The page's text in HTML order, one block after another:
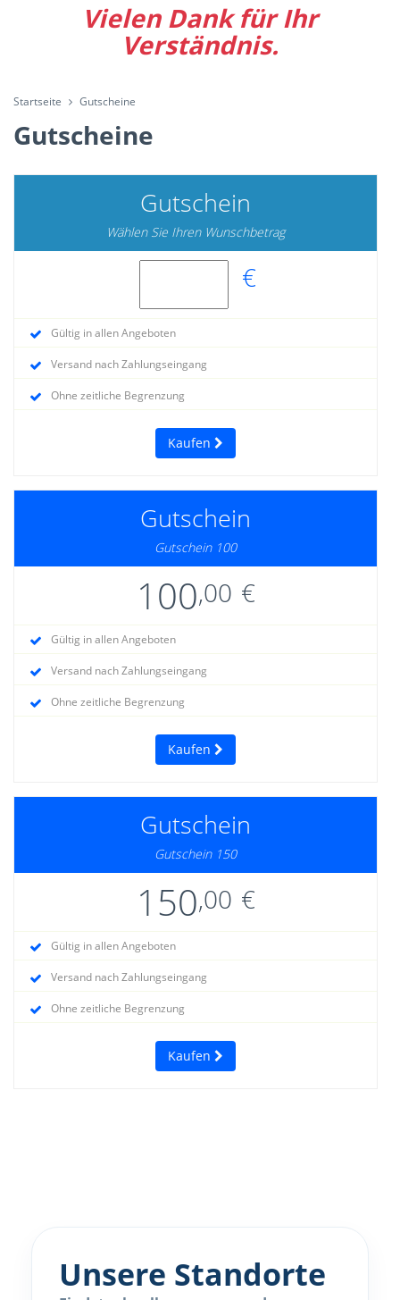
Vielen Dank für Ihr
Verständnis.
Startseite Gutscheine
Gutscheine
Gutschein
Wählen Sie Ihren Wunschbetrag
€
Gültig in allen Angeboten
Versand nach Zahlungseingang
Ohne zeitliche Begrenzung
Kaufen
Gutschein
Gutschein 100
100,00 €
Gültig in allen Angeboten
Versand nach Zahlungseingang
Ohne zeitliche Begrenzung
Kaufen
Gutschein
Gutschein 150
150,00 €
Gültig in allen Angeboten
Versand nach Zahlungseingang
Ohne zeitliche Begrenzung
Kaufen
Unsere Standorte